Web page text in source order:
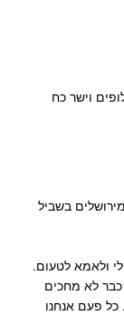
וישר כח
בשביל
ולאמא לטעום.
כבר לא מחכים
כל פעם אנחנו